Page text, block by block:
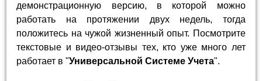
демонстрационную версию, в которой можно
работать на протяжении двух недель, тогда
положитесь на чужой жизненный опыт. Посмотрите
текстовые и видео-отзывы тех, кто уже много лет
работает в "Универсальной Системе Учета".